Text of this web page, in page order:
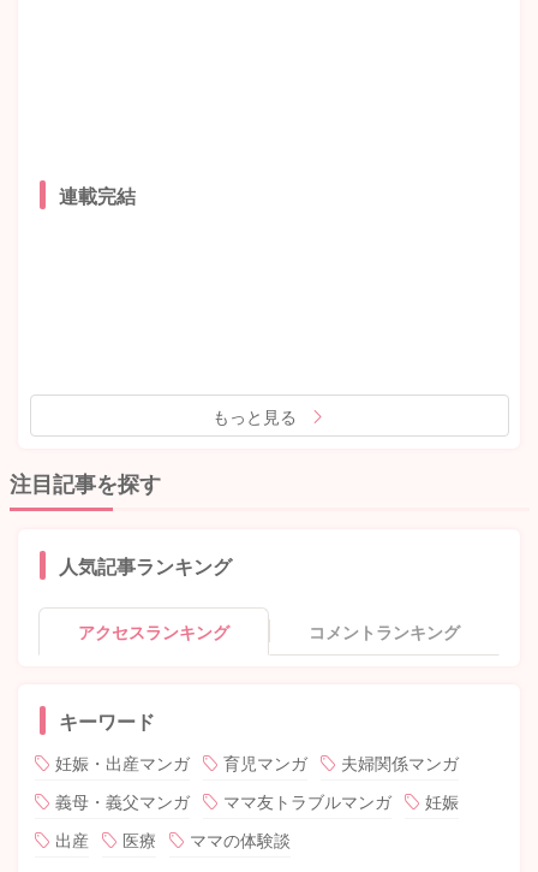
連載完結
もっと見る
注目記事を探す
人気記事ランキング
アクセスランキング コメントランキング
キーワード
妊娠・出産マンガ 育児マンガ
夫婦関係マンガ
義母・義父マンガ
ママ友トラブルマンガ
妊娠
出産
医療 ママの体験談